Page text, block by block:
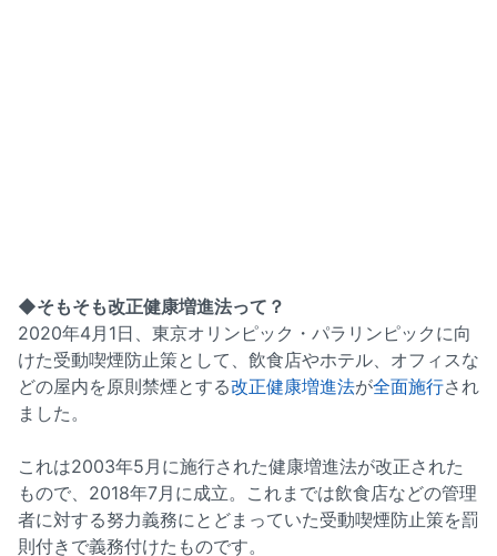
◆そもそも改正健康増進法って？
2020年4月1日、東京オリンピック・パラリンピックに向
けた受動喫煙防止策として、飲食店やホテル、オフィスな
どの屋内を原則禁煙とする改正健康増進法が全面施行され
ました。
これは2003年5月に施行された健康増進法が改正された
もので、2018年7月に成立。これまでは飲食店などの管理
者に対する努力義務にとどまっていた受動喫煙防止策を罰
則付きで義務付けたものです。